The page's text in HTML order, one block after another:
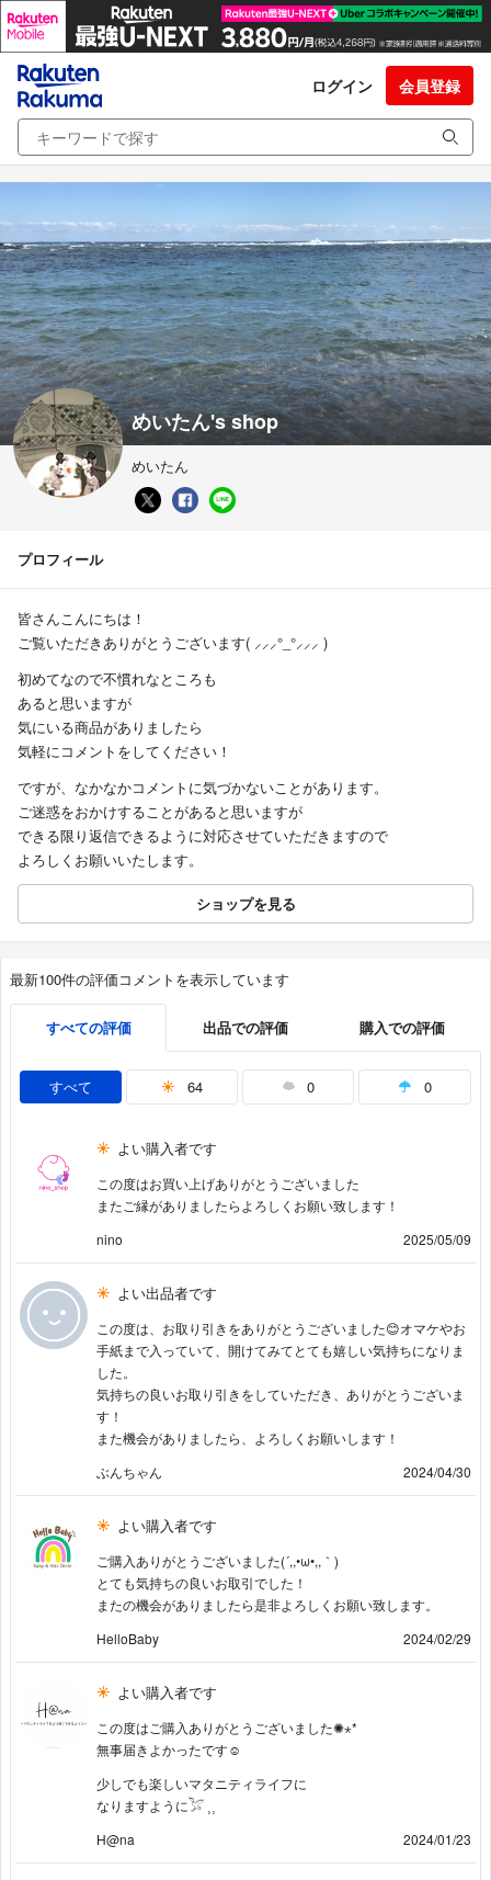
ログイン 会員登録
めいたん's shop
めいたん
プロフィール
皆さんこんにちは！
ご覧いただきありがとうございます( ⸝⸝⸝°_°⸝⸝⸝ )
初めてなので不慣れなところも
あると思いますが
気にいる商品がありましたら
気軽にコメントをしてください！
ですが、なかなかコメントに気づかないことがあります。
ご迷惑をおかけすることがあると思いますが
できる限り返信できるように対応させていただきますので
よろしくお願いいたします。
ショップを見る
最新100件の評価コメントを表示しています
すべての評価 出品での評価 購入での評価
すべて 64 0 0
よい購入者です
この度はお買い上げありがとうございました
またご縁がありましたらよろしくお願い致します！
nino
2025/05/09
よい出品者です
この度は、お取り引きをありがとうございました😊オマケやお
手紙まで入っていて、開けてみてとても嬉しい気持ちになりま
した。
気持ちの良いお取り引きをしていただき、ありがとうございま
す！
また機会がありましたら、よろしくお願いします！
ぶんちゃん
2024/04/30
よい購入者です
ご購入ありがとうございました(´,,•ω•,,｀)
とても気持ちの良いお取引でした！
またの機会がありましたら是非よろしくお願い致します。
HelloBaby
2024/02/29
よい購入者です
この度はご購入ありがとうございました✺⋆*
無事届きよかったです☺︎
少しでも楽しいマタニティライフに
なりますように𓅯 ⸒⸒
H@na
2024/01/23